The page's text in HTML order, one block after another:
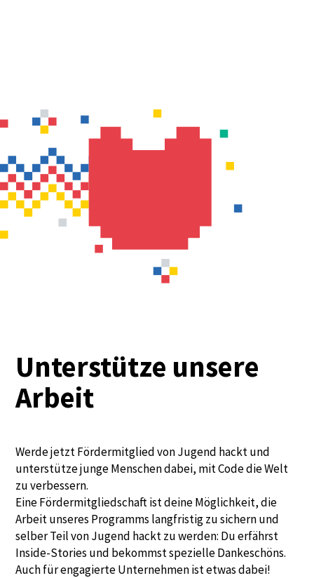
Unterstütze unsere
Arbeit
Werde jetzt Fördermitglied von Jugend hackt und
unterstütze junge Menschen dabei, mit Code die Welt
zu verbessern.
Eine Fördermitgliedschaft ist deine Möglichkeit, die
Arbeit unseres Programms langfristig zu sichern und
selber Teil von Jugend hackt zu werden: Du erfährst
Inside-Stories und bekommst spezielle Dankeschöns.
Auch für engagierte Unternehmen ist etwas dabei!